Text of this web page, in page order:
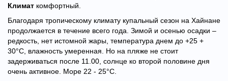
Климат комфортный.
Благодаря тропическому климату купальный сезон на Хайнане
продолжается в течение всего года. Зимой и осенью осадки –
редкость, нет истомной жары, температура днем до +25 +
30°C, влажность умеренная. Но на пляже не стоит
задерживаться после 11.00, солнце ко второй половине дня
очень активное. Море 22 - 25°C.